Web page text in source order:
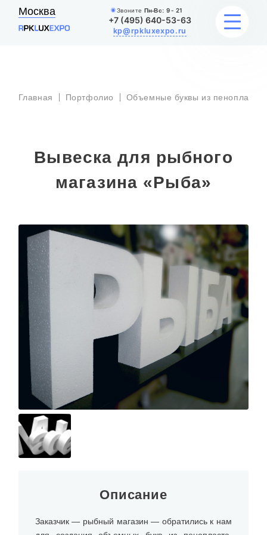
Москва Звоните Пн-Вс: 9 - 21
+7 (495) 640-53-63
kp@rpkluxexpo.ru
ВЫВЕСКИ
ЦЕНЫ
КАТАЛОГ
БЛОГ
О КОМПАНИИ
Главная Портфолио Объемные буквы из пенопласта
Вывеска для рыбного
магазина «Рыба»
Описание
Заказчик — рыбный магазин — обратились к нам